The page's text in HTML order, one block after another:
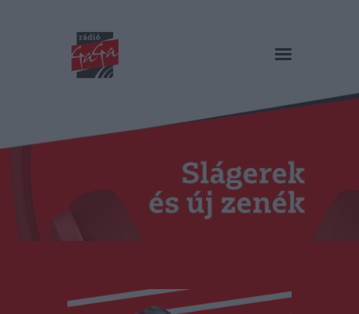
RÁDIÓ GAGA
Műsorok
Podcast és videók
Stáb
Kapcsolat